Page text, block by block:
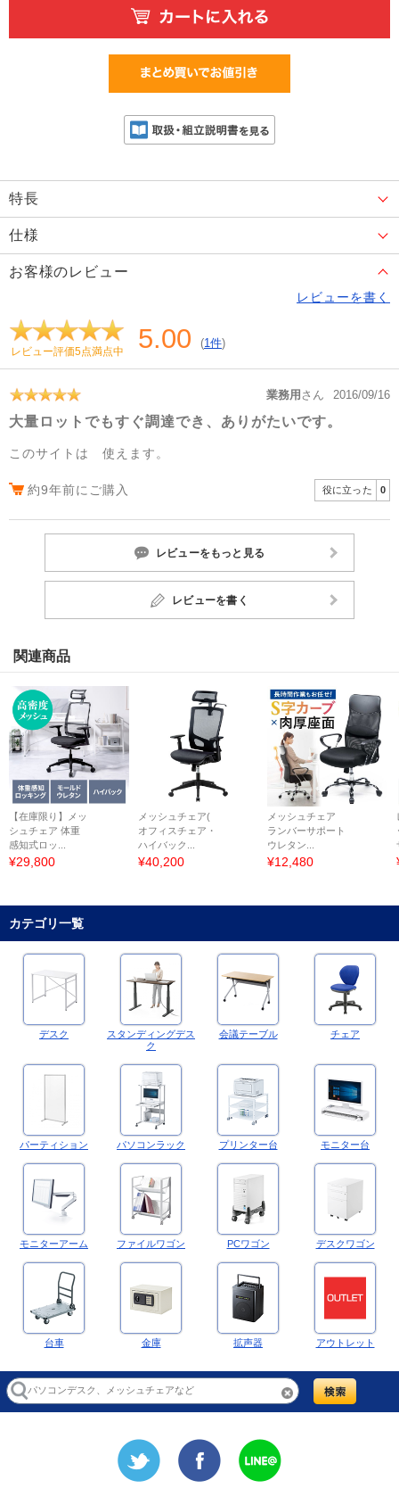
特長
仕様
お客様のレビュー
レビューを書く
レビュー評価5点満点中 5.00 (1件)
業務用さん 2016/09/16
大量ロットでもすぐ調達でき、ありがたいです。
このサイトは 使えます。
約9年前にご購入 役に立った 0
レビューをもっと見る
レビューを書く
関連商品
【在庫限り】メッ
シュチェア 体重
感知式ロッ...
¥29,800
メッシュチェア(
オフィスチェア・
ハイバック...
¥40,200
メッシュチェア
ランバーサポート
ウレタン...
¥12,480
カテゴリ一覧
デスク
スタンディングデス
ク
会議テーブル チェア
パーティション パソコンラック プリンター台 モニター台
モニターアーム ファイルワゴン PCワゴン デスクワゴン
台車 金庫 拡声器 アウトレット